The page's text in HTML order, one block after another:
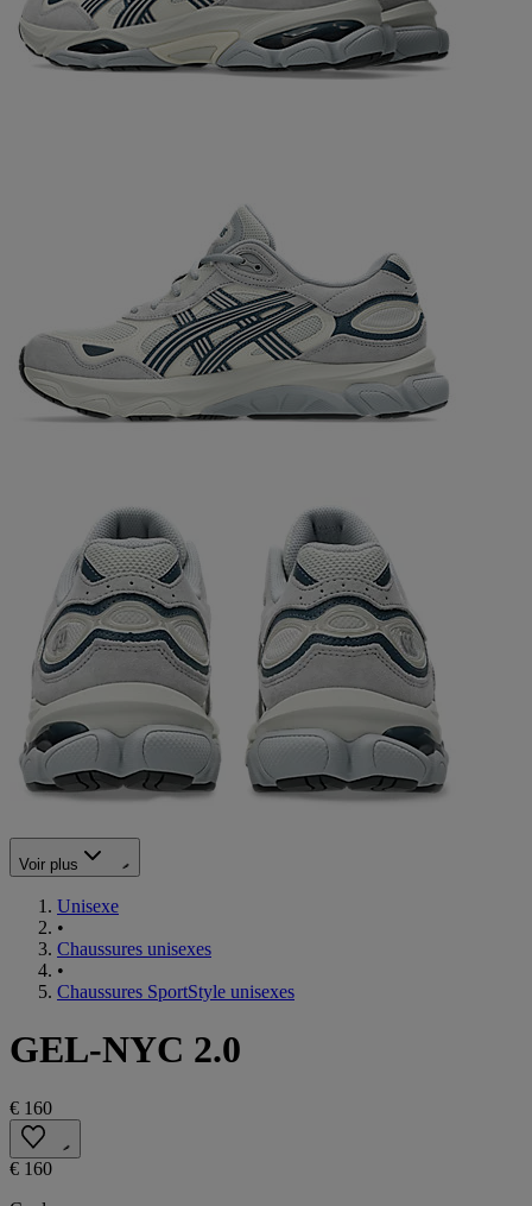
Voir plus
Unisexe
•
Chaussures unisexes
•
Chaussures SportStyle unisexes
GEL-NYC 2.0
€ 160
€ 160